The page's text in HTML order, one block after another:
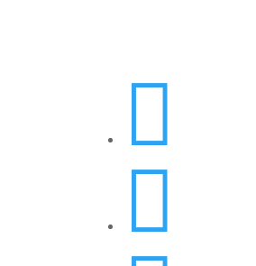

